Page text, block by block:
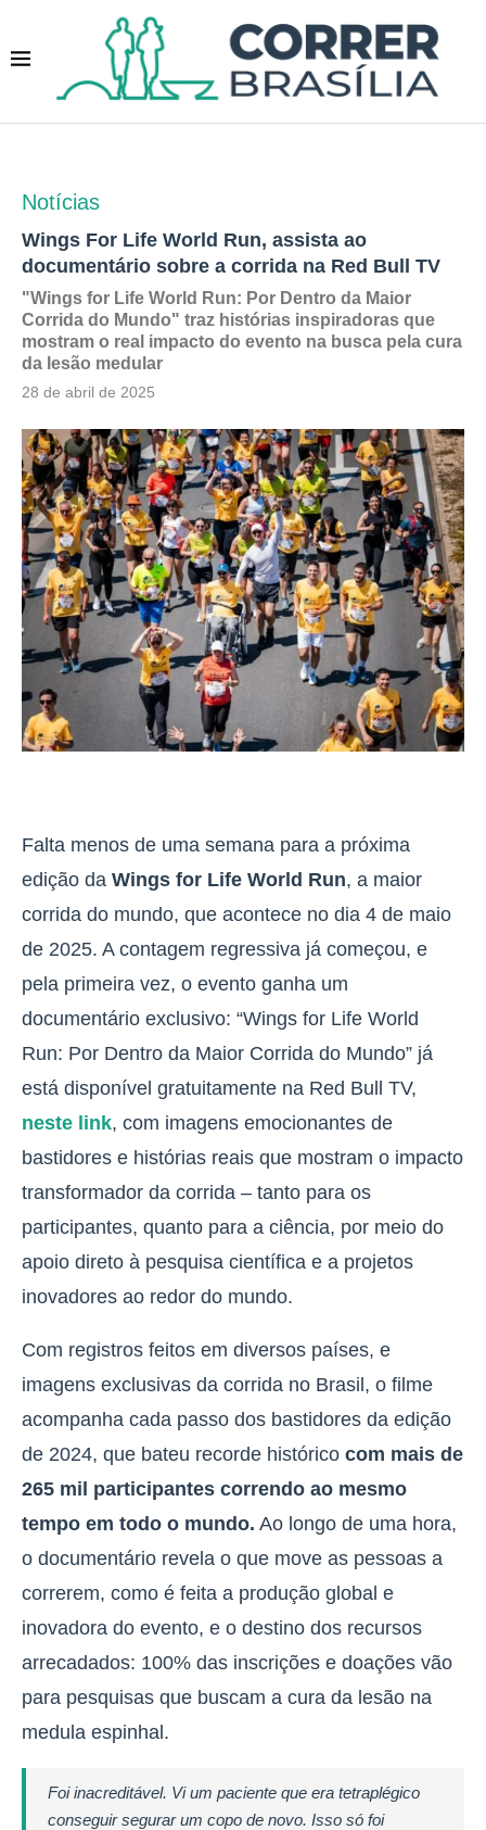
Notícias
Wings For Life World Run, assista ao
documentário sobre a corrida na Red Bull TV
"Wings for Life World Run: Por Dentro da Maior
Corrida do Mundo" traz histórias inspiradoras que
mostram o real impacto do evento na busca pela cura
da lesão medular
28 de abril de 2025
Falta menos de uma semana para a próxima
edição da Wings for Life World Run, a maior
corrida do mundo, que acontece no dia 4 de maio
de 2025. A contagem regressiva já começou, e
pela primeira vez, o evento ganha um
documentário exclusivo: “Wings for Life World
Run: Por Dentro da Maior Corrida do Mundo” já
está disponível gratuitamente na Red Bull TV,
neste link, com imagens emocionantes de
bastidores e histórias reais que mostram o impacto
transformador da corrida – tanto para os
participantes, quanto para a ciência, por meio do
apoio direto à pesquisa científica e a projetos
inovadores ao redor do mundo.
Com registros feitos em diversos países, e
imagens exclusivas da corrida no Brasil, o filme
acompanha cada passo dos bastidores da edição
de 2024, que bateu recorde histórico com mais de
265 mil participantes correndo ao mesmo
tempo em todo o mundo. Ao longo de uma hora,
o documentário revela o que move as pessoas a
correrem, como é feita a produção global e
inovadora do evento, e o destino dos recursos
arrecadados: 100% das inscrições e doações vão
para pesquisas que buscam a cura da lesão na
medula espinhal.
Foi inacreditável. Vi um paciente que era tetraplégico
conseguir segurar um copo de novo. Isso só foi